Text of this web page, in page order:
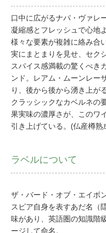
口中に広がるナパ・ヴァレ
凝縮感とフレッシュで心地
様々な要素が複雑に絡み合
実にまとまりを見せ、セク
スパイス感満載の驚くべき
ンド。レアム・ムーンレー
り、後から後から湧き上が
クラッシックなカベルネの
果実味の濃厚さが、このワ
引き上げている。(仏産樽熟
ラベルについて
ザ・バード・オブ・エイボ
スピア自身を表すあだ名（
味があり、英語圏の知識階
ージして命名。